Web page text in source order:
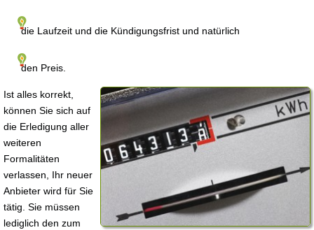
die Laufzeit und die Kündigungsfrist und natürlich
den Preis.
Ist alles korrekt,
können Sie sich auf
die Erledigung aller
weiteren
Formalitäten
verlassen, Ihr neuer
Anbieter wird für Sie
tätig. Sie müssen
lediglich den zum